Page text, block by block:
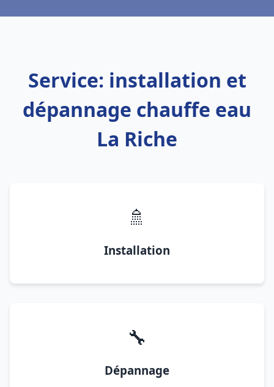
Service: installation et
dépannage chauffe eau
La Riche
🚿
Installation
🔧
Dépannage